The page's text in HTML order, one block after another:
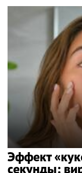
Эффект
секунды: